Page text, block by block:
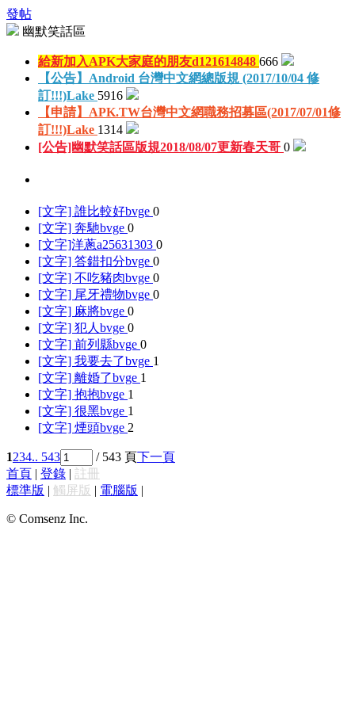
發帖
幽默笑話區
給新加入APK大家庭的朋友d121614848 666
【公告】Android 台灣中文網總版規 (2017/10/04 修
訂!!!)Lake 5916
【申請】APK.TW台灣中文網職務招募區(2017/07/01修
訂!!!)Lake 1314
[公告]幽默笑話區版規2018/08/07更新春天哥 0
[文字] 誰比較好bvge 0
[文字] 奔馳bvge 0
[文字]洋蔥a25631303 0
[文字] 答錯扣分bvge 0
[文字] 不吃豬肉bvge 0
[文字] 尾牙禮物bvge 0
[文字] 麻將bvge 0
[文字] 犯人 bvge 0
[文字] 前列縣bvge 0
[文字] 我要去了bvge 1
[文字] 離婚了bvge 1
[文字] 抱抱bvge 1
[文字] 很黑bvge 1
[文字] 煙頭bvge 2
1234.. 543 / 543 頁下一頁
首頁 | 登錄 | 註冊
標準版 | 觸屏版 | 電腦版 |
© Comsenz Inc.